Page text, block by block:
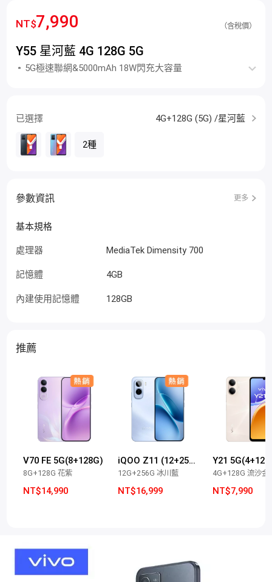
NT$7,990 （含稅價）
Y55 星河藍 4G 128G 5G
5G極速聯網&5000mAh 18W閃充大容量
已選擇 4G+128G (5G) /星河藍
2種
參數資訊 更多
基本規格
處理器 MediaTek Dimensity 700
記憶體 4GB
內建使用記憶體 128GB
推薦
V70 FE 5G(8+128G)
8G+128G 花紫
NT$14,990
iQOO Z11 (12+256G)
12G+256G 冰川藍
NT$16,999
Y21
4G+128G 流沙金
NT$7,990